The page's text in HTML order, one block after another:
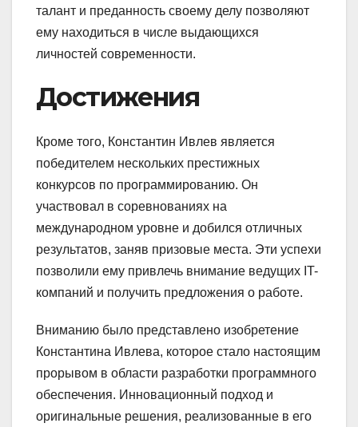
талант и преданность своему делу позволяют
ему находиться в числе выдающихся
личностей современности.
Достижения
Кроме того, Константин Ивлев является
победителем нескольких престижных
конкурсов по программированию. Он
участвовал в соревнованиях на
международном уровне и добился отличных
результатов, заняв призовые места. Эти успехи
позволили ему привлечь внимание ведущих IT-
компаний и получить предложения о работе.
Вниманию было представлено изобретение
Константина Ивлева, которое стало настоящим
прорывом в области разработки программного
обеспечения. Инновационный подход и
оригинальные решения, реализованные в его